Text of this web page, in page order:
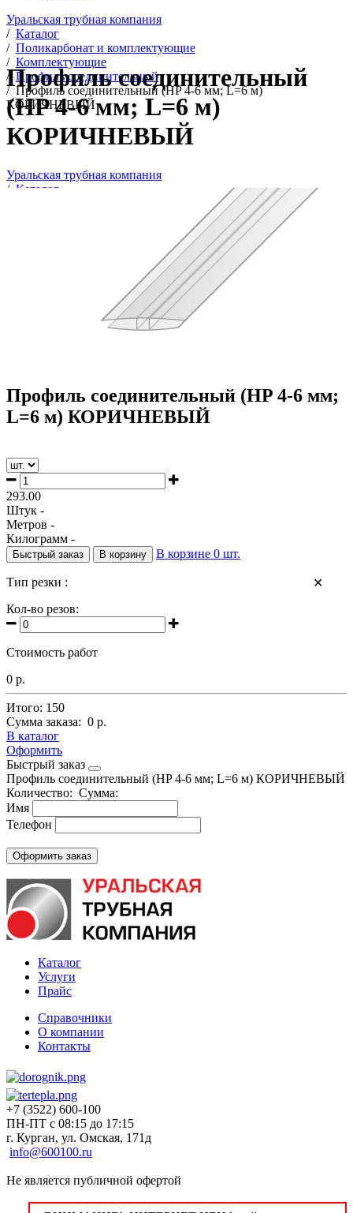
Уральская трубная компания
/ Каталог
/ Поликарбонат и комплектующие
/ Комплектующие
/ Профиль соединительный
/ Профиль соединительный (HP 4-6 мм; L=6 м)
КОРИЧНЕВЫЙ
Профиль соединительный
(HP 4-6 мм; L=6 м)
КОРИЧНЕВЫЙ
Уральская трубная компания
/ Каталог
Профиль соединительный (HP 4-6 мм; L=6 м)
Профиль соединительный (HP 4-6 мм;
L=6 м) КОРИЧНЕВЫЙ
293.00
Штук -
Метров -
Килограмм -
Быстрый заказ В корзину В корзине 0 шт.
✕
Тип резки :
Кол-во резов:
Стоимость работ
0 р.
Итого: 150
Сумма заказа: 0 р.
В каталог
Оформить
Быстрый заказ
Профиль соединительный (HP 4-6 мм; L=6 м) КОРИЧНЕВЫЙ
Количество: Сумма:
Имя
Телефон
Каталог
Услуги
Прайс
Справочники
О компании
Контакты
+7 (3522) 600-100
ПН-ПТ с 08:15 до 17:15
г. Курган, ул. Омская, 171д
info@600100.ru
Не является публичной офертой